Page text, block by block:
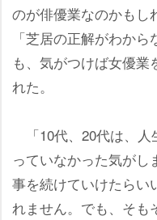
のが俳優業なのかもし
「芝居の正解がわか
も、気がつけば女優
れた。
「10代、20代は、人
っていなかった気が
事を続けていけたらい
れません。でも、そも